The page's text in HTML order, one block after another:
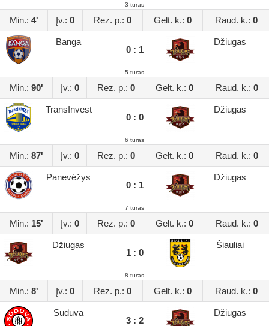
3 turas
Min.: 4' Įv.: 0 Rez. p.: 0 Gelt. k.: 0 Raud. k.: 0
Banga
0 : 1
Džiugas
5 turas
Min.: 90' Įv.: 0 Rez. p.: 0 Gelt. k.: 0 Raud. k.: 0
TransInvest
0 : 0
Džiugas
6 turas
Min.: 87' Įv.: 0 Rez. p.: 0 Gelt. k.: 0 Raud. k.: 0
Panevėžys
0 : 1
Džiugas
7 turas
Min.: 15' Įv.: 0 Rez. p.: 0 Gelt. k.: 0 Raud. k.: 0
Džiugas
1 : 0
Šiauliai
8 turas
Min.: 8' Įv.: 0 Rez. p.: 0 Gelt. k.: 0 Raud. k.: 0
Sūduva
3 : 2
Džiugas